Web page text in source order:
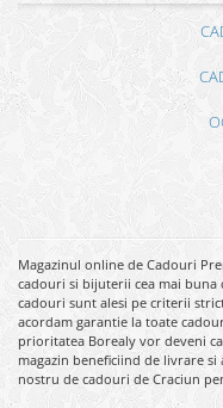
Magazinul online de Cadouri
cadouri si bijuterii cea mai
cadouri sunt alesi pe criterii
acordam garantie la toate
prioritatea Borealy vor deveni
magazin beneficiind de livrare
nostru de cadouri de Craciun